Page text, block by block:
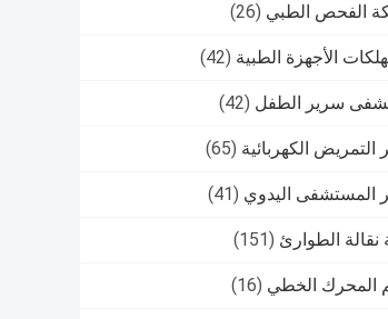
الفحص الطبي (26)
الأجهزة الطبية (42)
سرير الطفل (42)
التمريض الكهربائية (65)
المستشفى اليدوي (41)
نقالة الطوارئ (151)
المحرك الخطي (16)